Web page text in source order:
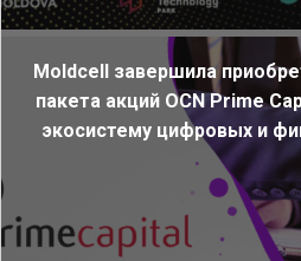
Moldcell завершила
пакета акций OCN Prime
экосистему цифровых и